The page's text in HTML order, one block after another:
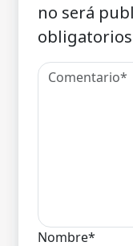
no será
obligatorios
Nombre*